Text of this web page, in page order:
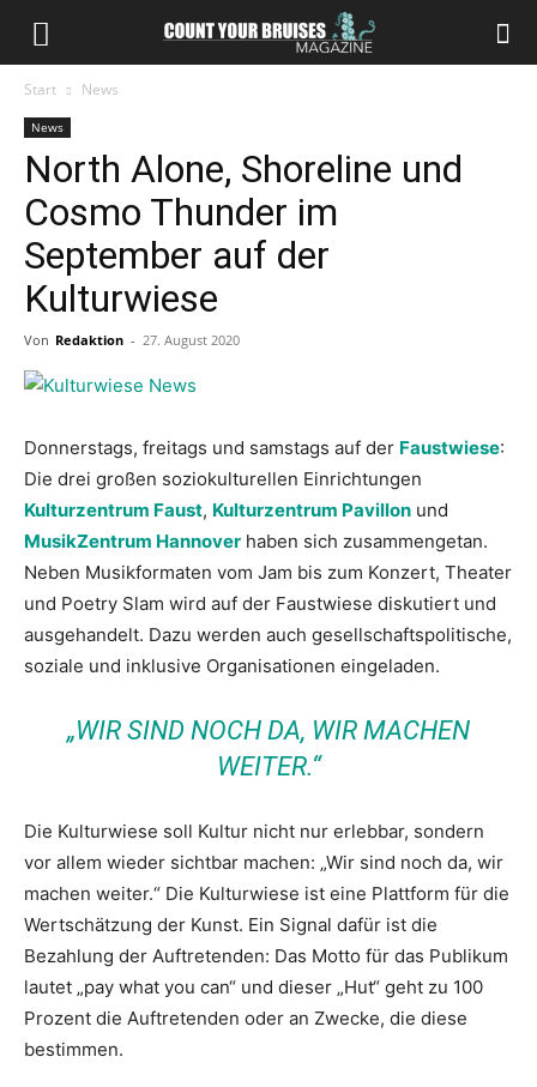
Start News
News
North Alone, Shoreline und
Cosmo Thunder im
September auf der
Kulturwiese
Von Redaktion - 27. August 2020
Donnerstags, freitags und samstags auf der Faustwiese:
Die drei großen soziokulturellen Einrichtungen
Kulturzentrum Faust, Kulturzentrum Pavillon und
MusikZentrum Hannover haben sich zusammengetan.
Neben Musikformaten vom Jam bis zum Konzert, Theater
und Poetry Slam wird auf der Faustwiese diskutiert und
ausgehandelt. Dazu werden auch gesellschaftspolitische,
soziale und inklusive Organisationen eingeladen.
„WIR SIND NOCH DA, WIR MACHEN
WEITER.“
Die Kulturwiese soll Kultur nicht nur erlebbar, sondern
vor allem wieder sichtbar machen: „Wir sind noch da, wir
machen weiter.“ Die Kulturwiese ist eine Plattform für die
Wertschätzung der Kunst. Ein Signal dafür ist die
Bezahlung der Auftretenden: Das Motto für das Publikum
lautet „pay what you can“ und dieser „Hut“ geht zu 100
Prozent die Auftretenden oder an Zwecke, die diese
bestimmen.